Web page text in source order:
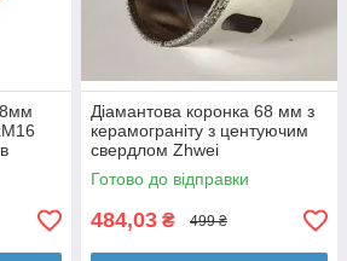
Діамантова коронка 68 мм з
керамограніту з центуючим
свердлом Zhwei
Готово до відправки
484,03 ₴ 499 ₴